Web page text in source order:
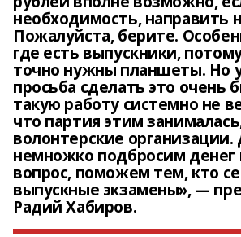
необходимость, направить
Пожалуйста, берите.
где есть выпускники,
точно нужны планшеты. Но
просьба сделать это очень
такую работу системно не
что партия этим
волонтерские организации.
немножко подбросим
вопрос, поможем тем, кто
выпускные экзамены», —
Радий Хабиров.